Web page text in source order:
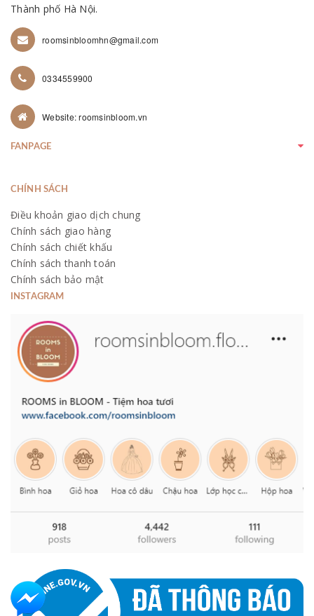
Thành phố Hà Nội.
roomsinbloomhn@gmail.com
0334559900
Website: roomsinbloom.vn
FANPAGE
CHÍNH SÁCH
Điều khoản giao dịch chung
Chính sách giao hàng
Chính sách chiết khấu
Chính sách thanh toán
Chính sách bảo mật
INSTAGRAM